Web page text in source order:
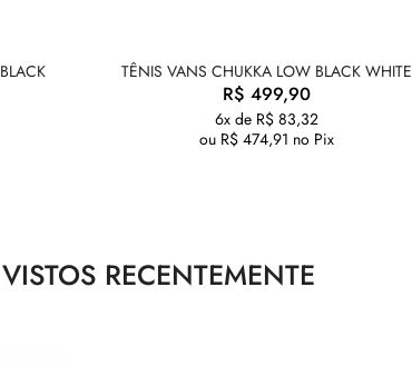
TÊNIS VANS CHUKKA LOW BLACK WHITE
R$ 499,90
6x de R$ 83,32
ou R$ 474,91 no Pix
RECENTEMENTE